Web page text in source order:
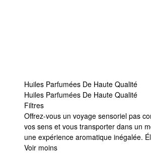
Huiles Parfumées De Haute Qualité
Huiles Parfumées De Haute Qualité
Filtres
Huiles Parfumées De Haute Qualité
Offrez-vous un voyage sensoriel pas
vos sens et vous transporter dans un
une expérience aromatique inégalée.
Voir moins